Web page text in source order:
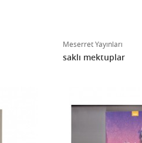
Meserret Yayınları
saklı mektuplar